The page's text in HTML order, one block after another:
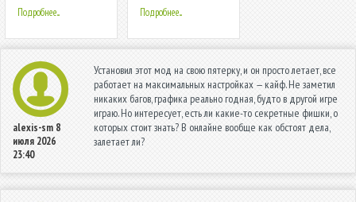
Подробнее... Подробнее...
alexis-sm 8
июля 2026
23:40
Установил этот мод на свою пятерку, и он просто летает, все
работает на максимальных настройках — кайф. Не заметил
никаких багов, графика реально годная, будто в другой игре
играю. Но интересует, есть ли какие-то секретные фишки, о
которых стоит знать? В онлайне вообще как обстоят дела,
залетает ли?